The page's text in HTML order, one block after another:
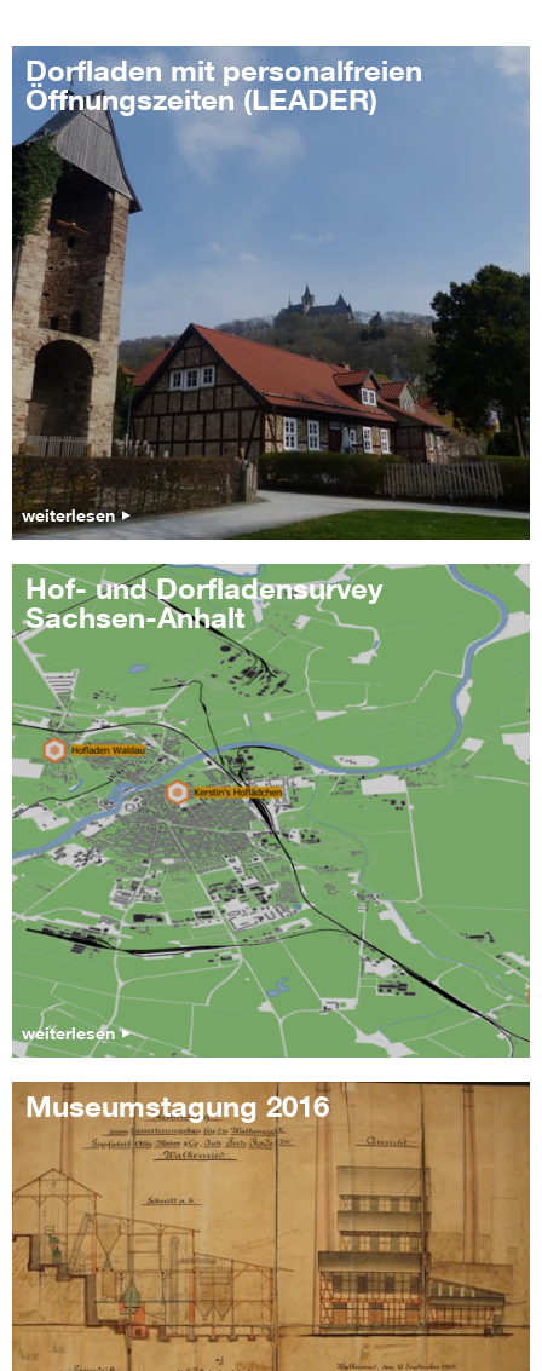
Dorfladen mit personalfreien
Öffnungszeiten (LEADER)
weiterlesen
Hof- und Dorfladensurvey
Sachsen-Anhalt
weiterlesen
Museumstagung 2016